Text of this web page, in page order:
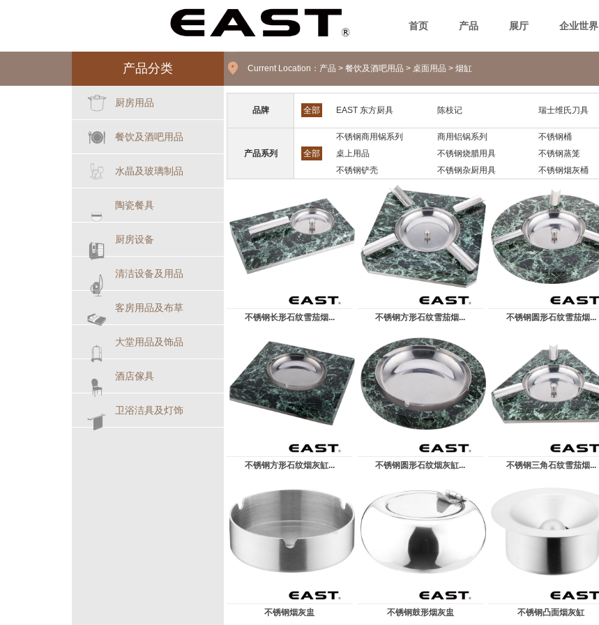
首页 产品 展厅 企业世界
产品分类
厨房用品
餐饮及酒吧用品
水晶及玻璃制品
陶瓷餐具
厨房设备
清洁设备及用品
客房用品及布草
大堂用品及饰品
酒店傢具
卫浴洁具及灯饰
Current Location： 产品 > 餐饮及酒吧用品 > 桌面用品 > 烟缸
品牌 全部 EAST 东方厨具 陈枝记 瑞士维氏刀具
产品系列 全部
不锈钢商用锅系列 商用铝锅系列 不锈钢桶
桌上用品
不锈钢烧腊用具 不锈钢蒸笼
不锈钢铲壳
不锈钢杂厨用具 不锈钢烟灰桶
不锈钢长形石纹雪茄烟... 不锈钢方形石纹雪茄烟... 不锈钢圆形石纹雪茄烟...
不锈钢方形石纹烟灰缸... 不锈钢圆形石纹烟灰缸... 不锈钢三角石纹雪茄烟...
不锈钢烟灰盅 不锈钢鼓形烟灰盅 不锈钢凸面烟灰缸